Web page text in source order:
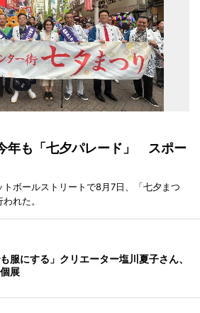
年も「七夕パレード」 スポー
ボールストリートで8月7日、「七夕まつ
れた。
も服にする」クリエーター塩川夏子さん、
展